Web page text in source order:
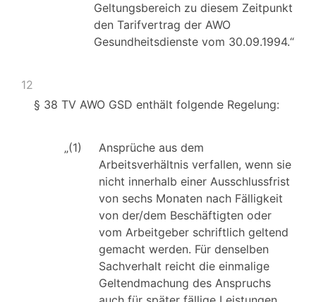
Geltungsbereich zu diesem Zeitpunkt
den Tarifvertrag der AWO
Gesundheitsdienste vom 30.09.1994.“
12
§ 38 TV AWO GSD enthält folgende Regelung:
„(1)
Ansprüche aus dem
Arbeitsverhältnis verfallen, wenn sie
nicht innerhalb einer Ausschlussfrist
von sechs Monaten nach Fälligkeit
von der/dem Beschäftigten oder
vom Arbeitgeber schriftlich geltend
gemacht werden. Für denselben
Sachverhalt reicht die einmalige
Geltendmachung des Anspruchs